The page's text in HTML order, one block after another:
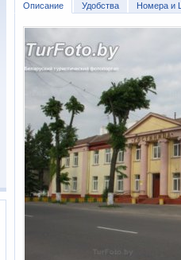
Описание Удобства Номера и